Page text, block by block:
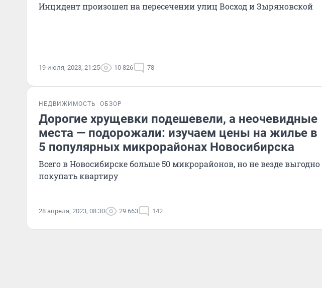
Инцидент произошел на пересечении улиц Восход и Зыряновской
19 июля, 2023, 21:25 10 826 78
НЕДВИЖИМОСТЬ ОБЗОР
Дорогие хрущевки подешевели, а неочевидные
места — подорожали: изучаем цены на жилье в
5 популярных микрорайонах Новосибирска
Всего в Новосибирске больше 50 микрорайонов, но не везде выгодно
покупать квартиру
28 апреля, 2023, 08:30 29 663 142